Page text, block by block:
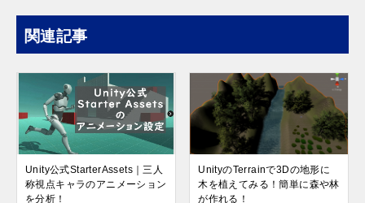
関連記事
Unity公式StarterAssets｜三人
称視点キャラのアニメーション
を分析！
UnityのTerrainで3Dの地形に
木を植えてみる！簡単に森や林
が作れる！